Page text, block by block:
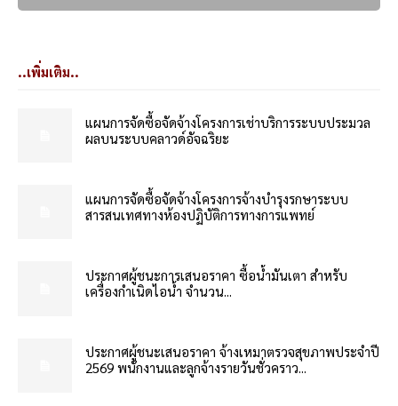
..เพิ่มเติม..
แผนการจัดซื้อจัดจ้างโครงการเช่าบริการระบบประมวล
ผลบนระบบคลาวด์อัจฉริยะ
แผนการจัดซื้อจัดจ้างโครงการจ้างบำรุงรกษาระบบ
สารสนเทศทางห้องปฏิบัติการทางการแพทย์
ประกาศผู้ชนะการเสนอราคา ซื้อน้ำมันเตา สำหรับ
เครื่องกำเนิดไอน้ำ จำนวน...
ประกาศผู้ชนะเสนอราคา จ้างเหมาตรวจสุขภาพประจำปี
2569 พนักงานและลูกจ้างรายวันชั่วคราว...